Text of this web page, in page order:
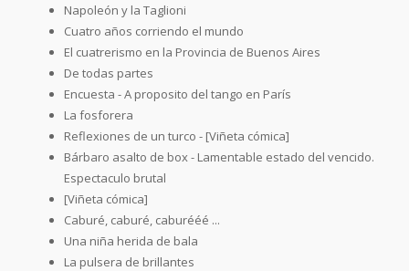
Napoleón y la Taglioni
Cuatro años corriendo el mundo
El cuatrerismo en la Provincia de Buenos Aires
De todas partes
Encuesta - A proposito del tango en París
La fosforera
Reflexiones de un turco - [Viñeta cómica]
Bárbaro asalto de box - Lamentable estado del vencido.
Espectaculo brutal
[Viñeta cómica]
Caburé, caburé, caburééé ...
Una niña herida de bala
La pulsera de brillantes